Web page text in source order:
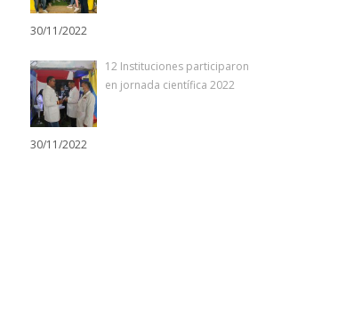
30/11/2022
12 Instituciones participaron
en jornada científica 2022
30/11/2022